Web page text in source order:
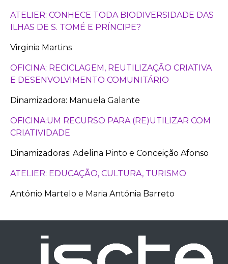
ATELIER: CONHECE TODA BIODIVERSIDADE DAS
ILHAS DE S. TOMÉ E PRÍNCIPE?
Virginia Martins
OFICINA: RECICLAGEM, REUTILIZAÇÃO CRIATIVA
E DESENVOLVIMENTO COMUNITÁRIO
Dinamizadora: Manuela Galante
OFICINA:UM RECURSO PARA (RE)UTILIZAR COM
CRIATIVIDADE
Dinamizadoras: Adelina Pinto e Conceição Afonso
ATELIER: EDUCAÇÃO, CULTURA, TURISMO
António Martelo e Maria Antónia Barreto